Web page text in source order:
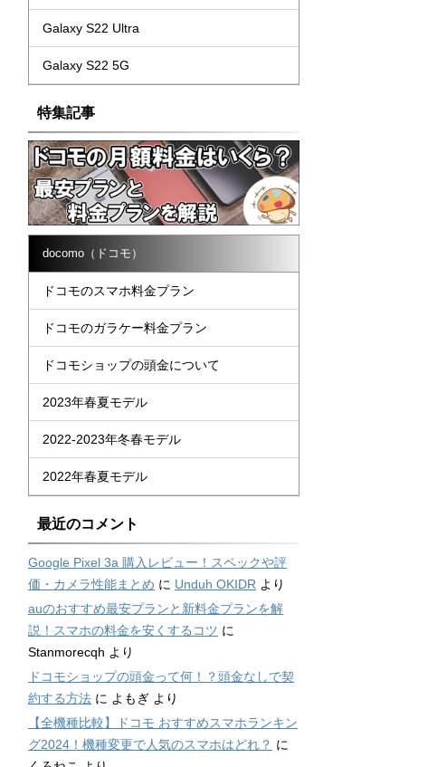
Galaxy S22 Ultra
Galaxy S22 5G
特集記事
docomo（ドコモ）
ドコモのスマホ料金プラン
ドコモのガラケー料金プラン
ドコモショップの頭金について
2023年春夏モデル
2022-2023年冬春モデル
2022年春夏モデル
最近のコメント
Google Pixel 3a 購入レビュー！スペックや評
価・カメラ性能まとめ に Unduh OKIDR より
auのおすすめ最安プランと新料金プランを解
説！スマホの料金を安くするコツ に
Stanmorecqh より
ドコモショップの頭金って何！？頭金なしで契
約する方法 に よもぎ より
【全機種比較】ドコモ おすすめスマホランキン
グ2024！機種変更で人気のスマホはどれ？ に